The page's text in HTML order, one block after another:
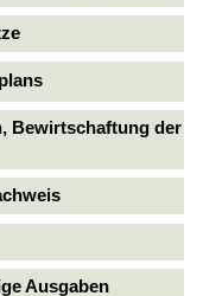
Bewirtschaftung der
Ausgaben